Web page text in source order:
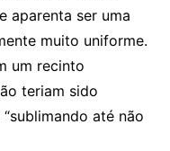
aparenta ser uma
muito uniforme.
um recinto
teriam sido
até não